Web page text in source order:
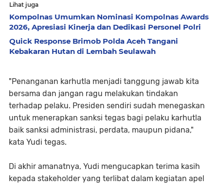
Lihat juga
Kompolnas Umumkan Nominasi Kompolnas Awards
2026, Apresiasi Kinerja dan Dedikasi Personel Polri
Quick Response Brimob Polda Aceh Tangani
Kebakaran Hutan di Lembah Seulawah
"Penanganan karhutla menjadi tanggung jawab kita
bersama dan jangan ragu melakukan tindakan
terhadap pelaku. Presiden sendiri sudah menegaskan
untuk menerapkan sanksi tegas bagi pelaku karhutla
baik sanksi administrasi, perdata, maupun pidana,"
kata Yudi tegas.
Di akhir amanatnya, Yudi mengucapkan terima kasih
kepada stakeholder yang terlibat dalam kegiatan apel